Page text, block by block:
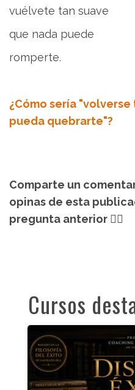
vuélvete tan suave
que nada puede
romperte.
¿Cómo sería
pueda quebrarte"?
Comparte un
opinas de esta
pregunta anterior 👇🏻
Cursos